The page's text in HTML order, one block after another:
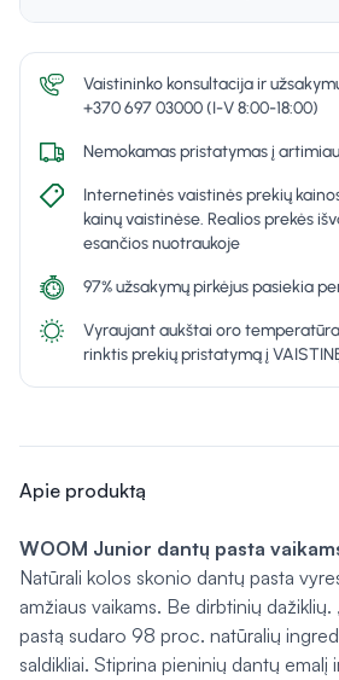
Vaistininko konsultacija ir
+370 697 03000 (I-V 8:00-18:00)
Nemokamas pristatymas į
Internetinės vaistinės prekių
kainų vaistinėse. Realios prekės
esančios nuotraukoje
97% užsakymų pirkėjus pasiekia
Vyraujant aukštai oro
rinktis prekių pristatymą į
Apie produktą
WOOM Junior dantų pasta
Natūrali kolos skonio dantų pasta
amžiaus vaikams. Be dirbtinių
pastą sudaro 98 proc. natūralių
saldikliai. Stiprina pieninių dantų emalį